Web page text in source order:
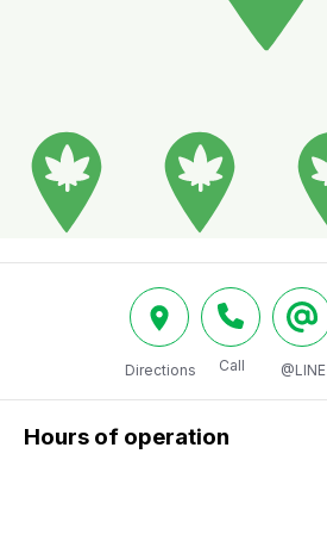
Directions Call @LINE
Hours of operation